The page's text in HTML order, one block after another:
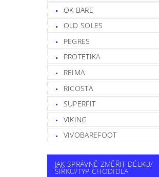
OK BARE
OLD SOLES
PEGRES
PROTETIKA
REIMA
RICOSTA
SUPERFIT
VIKING
VIVOBAREFOOT
JAK SPRÁVNĚ ZMĚŘIT DÉLKU/
ŠÍŘKU/TYP CHODIDLA